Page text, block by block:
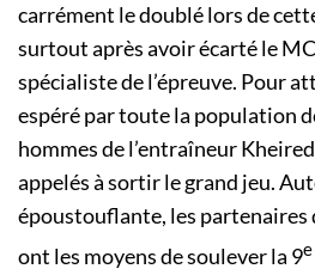
carrément le doublé lors de
surtout après avoir écarté le
spécialiste de l’épreuve. Pour
espéré par toute la population
hommes de l’entraîneur
appelés à sortir le grand jeu.
époustouflante, les partenaires
ont les moyens de soulever la 9e